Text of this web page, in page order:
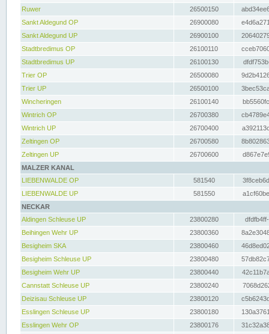
Ruwer
26500150
Sankt Aldegund OP
26900080
Sankt Aldegund UP
26900100
Stadtbredimus OP
26100110
Stadtbredimus UP
26100130
Trier OP
26500080
Trier UP
26500100
Wincheringen
26100140
Wintrich OP
26700380
Wintrich UP
26700400
Zeltingen OP
26700580
Zeltingen UP
26700600
MALZER KANAL
LIEBENWALDE OP
581540
LIEBENWALDE UP
581550
NECKAR
Aldingen Schleuse UP
23800280
Beihingen Wehr UP
23800360
Besigheim SKA
23800460
Besigheim Schleuse UP
23800480
Besigheim Wehr UP
23800440
Cannstatt Schleuse UP
23800240
Deizisau Schleuse UP
23800120
Esslingen Schleuse UP
23800180
Esslingen Wehr OP
23800176